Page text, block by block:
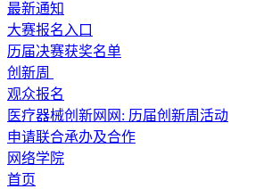
最新通知
大赛报名入口
历届决赛获奖名单
创新周
观众报名
医疗器械创新网网: 历届创新周活动
申请联合承办及合作
网络学院
首页